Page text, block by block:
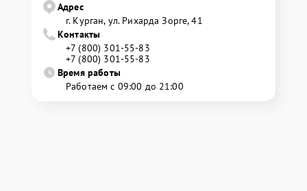
Адрес
г. Курган, ул. Рихарда Зорге, 41
Контакты
+7 (800) 301-55-83
+7 (800) 301-55-83
Время работы
Работаем с 09:00 до 21:00